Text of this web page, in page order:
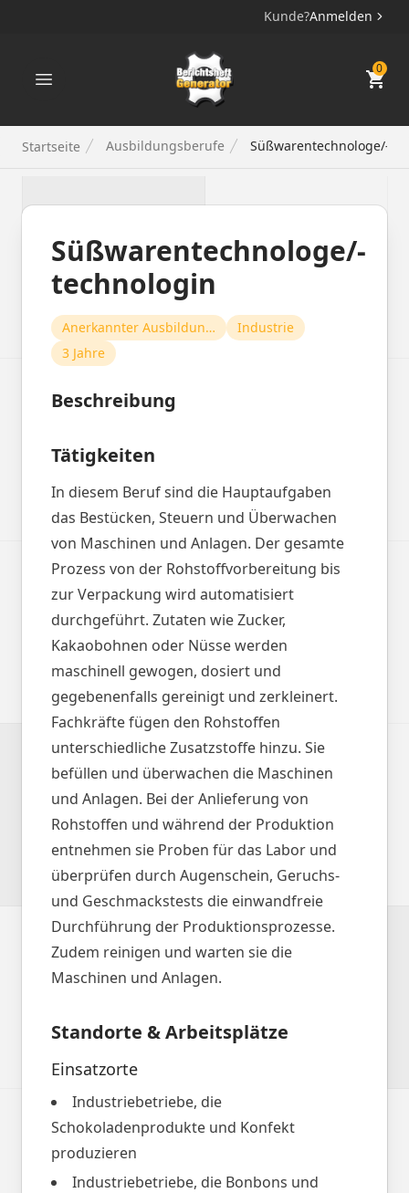
Kunde?Anmelden
Berichtsheft Generator 0
Startseite Ausbildungsberufe Süßwarentechnologe/-
Süßwarentechnologe/-
technologin
Anerkannter Ausbildungsberuf
Industrie
3 Jahre
Beschreibung
Tätigkeiten
In diesem Beruf sind die Hauptaufgaben
das Bestücken, Steuern und Überwachen
von Maschinen und Anlagen. Der gesamte
Prozess von der Rohstoffvorbereitung bis
zur Verpackung wird automatisiert
durchgeführt. Zutaten wie Zucker,
Kakaobohnen oder Nüsse werden
maschinell gewogen, dosiert und
gegebenenfalls gereinigt und zerkleinert.
Fachkräfte fügen den Rohstoffen
unterschiedliche Zusatzstoffe hinzu. Sie
befüllen und überwachen die Maschinen
und Anlagen. Bei der Anlieferung von
Rohstoffen und während der Produktion
entnehmen sie Proben für das Labor und
überprüfen durch Augenschein, Geruchs-
und Geschmackstests die einwandfreie
Durchführung der Produktionsprozesse.
Zudem reinigen und warten sie die
Maschinen und Anlagen.
Standorte & Arbeitsplätze
Einsatzorte
Industriebetriebe, die
Schokoladenprodukte und Konfekt
produzieren
Industriebetriebe, die Bonbons und